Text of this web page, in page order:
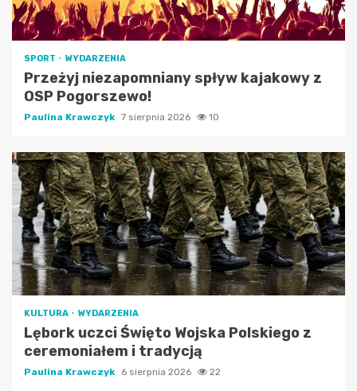
SPORT WYDARZENIA
Przeżyj niezapomniany spływ kajakowy z
OSP Pogorszewo!
Paulina Krawczyk 7 sierpnia 2026 10
KULTURA WYDARZENIA
Lębork uczci Święto Wojska Polskiego z
ceremoniałem i tradycją
Paulina Krawczyk 6 sierpnia 2026 22